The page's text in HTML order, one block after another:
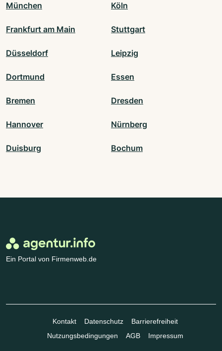
München Köln
Frankfurt am Main Stuttgart
Düsseldorf Leipzig
Dortmund Essen
Bremen Dresden
Hannover Nürnberg
Duisburg Bochum
Ein Portal von Firmenweb.de
Kontakt Datenschutz
Barrierefreiheit
Nutzungsbedingungen
AGB Impressum